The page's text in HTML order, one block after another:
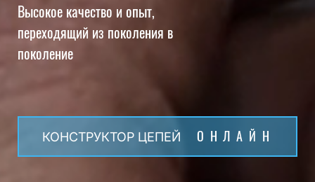
Высокое качество и опыт,
переходящий из поколения в
поколение
КОНСТРУКТОР ЦЕПЕЙ ОНЛАЙН